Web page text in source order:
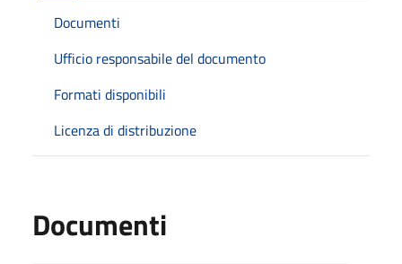
Documenti
Ufficio responsabile del documento
Formati disponibili
Licenza di distribuzione
Documenti